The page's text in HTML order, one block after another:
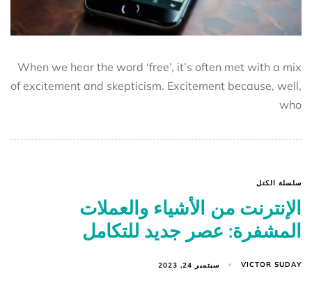
When we hear the word ‘free’, it’s often met with a mix
of excitement and skepticism. Excitement because, well,
who
سلسلة الكتل
الإنترنت من الأشياء والعملات
المشفرة: عصر جديد للتكامل
VICTOR SUDAY سبتمبر 24, 2023